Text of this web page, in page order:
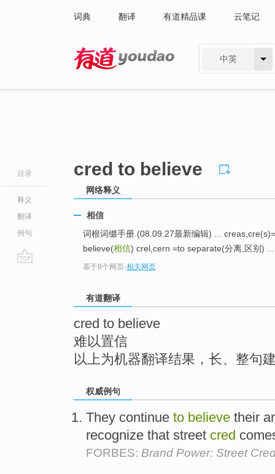
词典 翻译 有道精品课 云笔记
中英
目录
释义
翻译
例句
cred to believe
网络释义
相信
词根词缀手册.(08.09.27最新编辑) ...
believe(相信) crel,cern =to separate(分离,区别) ...
基于8个网页-相关网页
有道翻译
cred to believe
难以置信
以上为机器翻译结果，长、整句
权威例句
They continue to believe their
recognize that street cred
FORBES: Brand Power: Street